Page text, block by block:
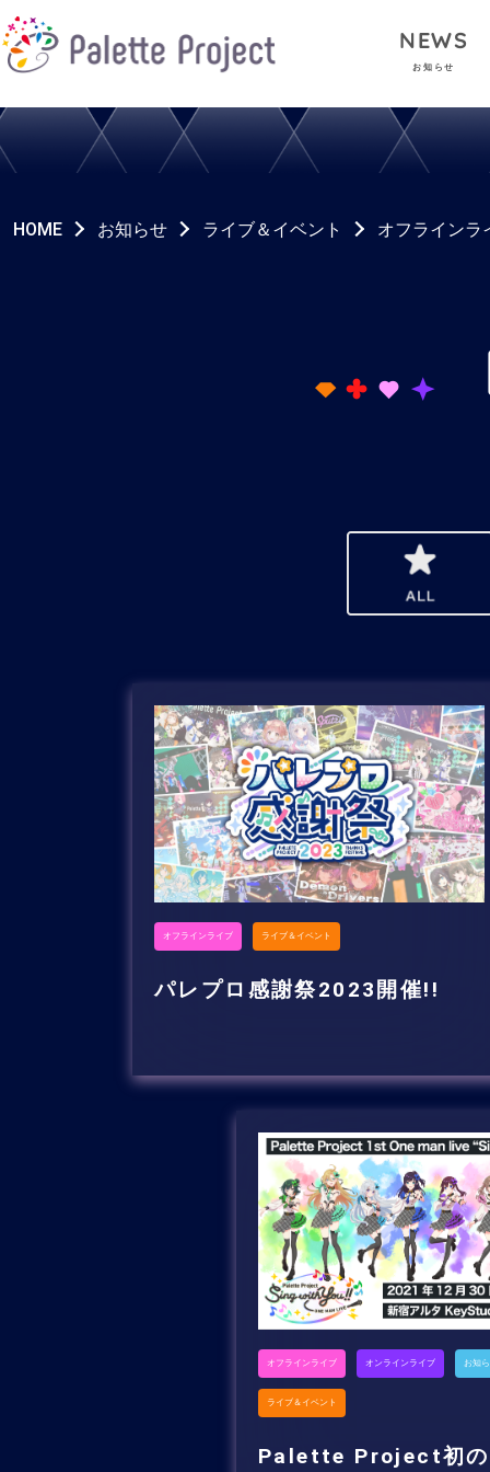
NEWS
お知らせ
HOME お知らせ ライブ＆イベント オフラインラ
オフラインライブ ライブ＆イベント
パレプロ感謝祭2023開催!!
オフラインライブ オンラインライブ お知
ライブ＆イベント
Palette Project初の